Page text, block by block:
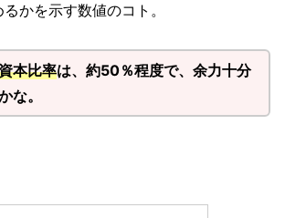
かを示す数値のコト。
本比率は、約50％程度で、余力十分
な。